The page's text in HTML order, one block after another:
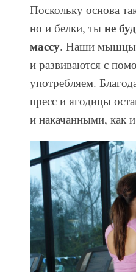
Поскольку основа
но и белки, ты не
массу. Наши мышцы
и развиваются с
употребляем.
пресс и ягодицы
и накачанными, как